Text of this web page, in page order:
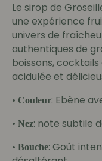
Le sirop de
une expérience
univers de
authentiques de
boissons,
acidulée et
• Couleur: Ebène
• Nez: note subtile
• Bouche: Goût